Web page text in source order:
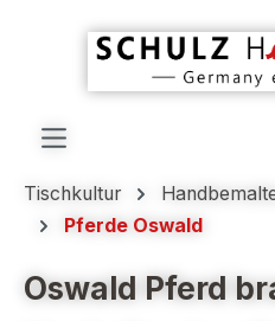
springen
Tischkultur
Pferde Oswald
Oswald Pferd